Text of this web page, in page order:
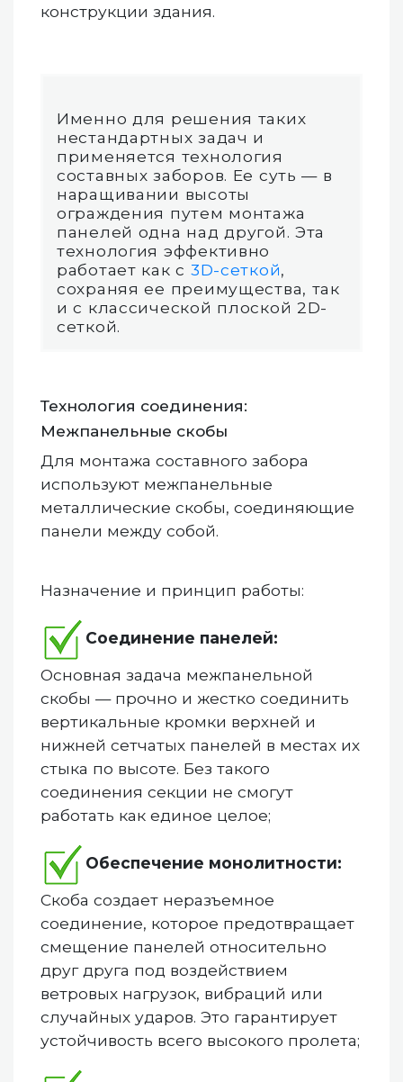
конструкции здания.
Именно для решения таких
нестандартных задач и
применяется технология
составных заборов. Ее суть — в
наращивании высоты
ограждения путем монтажа
панелей одна над другой. Эта
технология эффективно
работает как с 3D-сеткой,
сохраняя ее преимущества, так
и с классической плоской 2D-
сеткой.
Технология соединения:
Межпанельные скобы
Для монтажа составного забора
используют межпанельные
металлические скобы, соединяющие
панели между собой.
Назначение и принцип работы:
Соединение панелей:
Основная задача межпанельной
скобы — прочно и жестко соединить
вертикальные кромки верхней и
нижней сетчатых панелей в местах их
стыка по высоте. Без такого
соединения секции не смогут
работать как единое целое;
Обеспечение монолитности:
Скоба создает неразъемное
соединение, которое предотвращает
смещение панелей относительно
друг друга под воздействием
ветровых нагрузок, вибраций или
случайных ударов. Это гарантирует
устойчивость всего высокого пролета;